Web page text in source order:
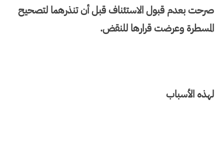
صرحت بعدم قبول الاستئناف قبل أن تنذرهما لتصحيح
المسطرة وعرضت قرارها للنقض.
لهذه الأسباب